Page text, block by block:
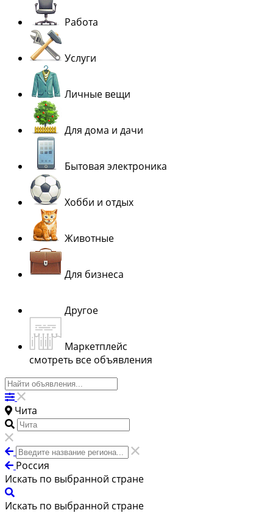
Работа
Услуги
Личные вещи
Для дома и дачи
Бытовая электроника
Хобби и отдых
Животные
Для бизнеса
Другое
Маркетплейс
смотреть все объявления
Чита
Россия
Искать по выбранной стране
Искать по выбранной стране